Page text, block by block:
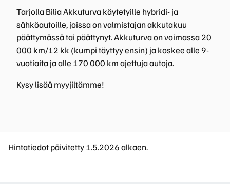
Tarjolla Bilia Akkuturva käytetyille hybridi- ja
sähköautoille, joissa on valmistajan akkutakuu
päättymässä tai päättynyt. Akkuturva on voimassa 20
000 km/12 kk (kumpi täyttyy ensin) ja koskee alle 9-
vuotiaita ja alle 170 000 km ajettuja autoja.
Kysy lisää myyjiltämme!
Hintatiedot päivitetty 1.5.2026 alkaen.